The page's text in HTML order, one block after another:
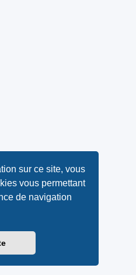
sur ce site, vous
vous permettant
de navigation